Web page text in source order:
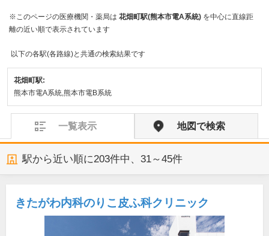
※このページの医療機関・薬局は 花畑町駅(熊本市電A系統) を中心に直線距
離の近い順で表示されています
以下の各駅(各路線)と共通の検索結果です
花畑町駅:
熊本市電A系統,熊本市電B系統
一覧表示 地図で検索
駅から近い順に203件中、 31～45件
きたがわ内科のりこ皮ふ科クリニック